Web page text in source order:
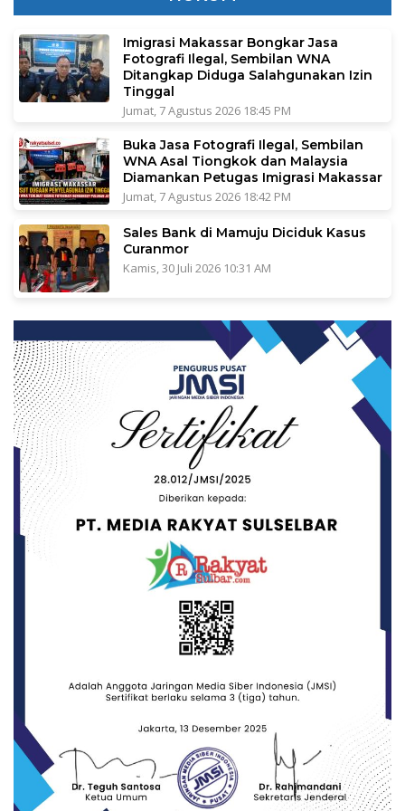
Imigrasi Makassar Bongkar Jasa
Fotografi Ilegal, Sembilan WNA
Ditangkap Diduga Salahgunakan Izin
Tinggal
Jumat, 7 Agustus 2026 18:45 PM
Buka Jasa Fotografi Ilegal, Sembilan
WNA Asal Tiongkok dan Malaysia
Diamankan Petugas Imigrasi Makassar
Jumat, 7 Agustus 2026 18:42 PM
Sales Bank di Mamuju Diciduk Kasus
Curanmor
Kamis, 30 Juli 2026 10:31 AM